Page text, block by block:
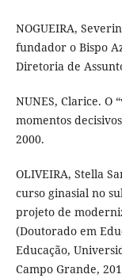
NOGUEIRA,
fundador o Bispo
Diretoria de
NUNES, Clarice. O
momentos
2000.
OLIVEIRA, Stella
curso ginasial no
projeto de
(Doutorado em
Educação,
Campo Grande,